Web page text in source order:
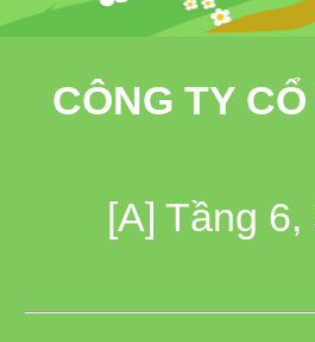
CÔNG TY
[A] Tầng